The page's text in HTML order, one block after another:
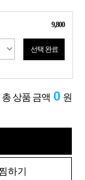
9,800
선택 완료
총 상품 금액 0 원
하기